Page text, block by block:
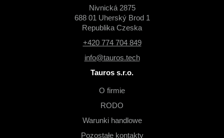
Nivnická 2875
688 01 Uherský Brod 1
Republika Czeska
+420 774 704 849
info@tauros.tech
Tauros s.r.o.
O firmie
RODO
Warunki handlowe
Pozostałe kontakty